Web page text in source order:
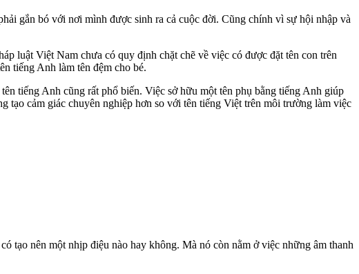
gắn bó với nơi mình được sinh ra cả cuộc đời. Cũng chính vì sự hội nhập và
luật Việt Nam chưa có quy định chặt chẽ về việc có được đặt tên con trên
tiếng Anh làm tên đệm cho bé.
tiếng Anh cũng rất phổ biến. Việc sở hữu một tên phụ bằng tiếng Anh giúp
tạo cảm giác chuyên nghiệp hơn so với tên tiếng Việt trên môi trường làm việc
tạo nên một nhịp điệu nào hay không. Mà nó còn nằm ở việc những âm thanh